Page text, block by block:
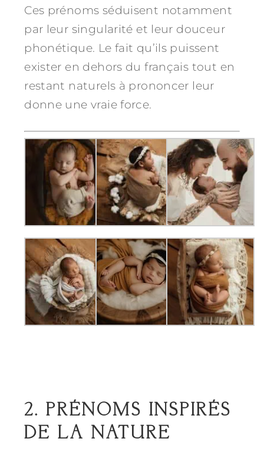
Ces prénoms séduisent notamment
par leur singularité et leur douceur
phonétique. Le fait qu’ils puissent
exister en dehors du français tout en
restant naturels à prononcer leur
donne une vraie force.
2. PRÉNOMS INSPIRÉS
DE LA NATURE